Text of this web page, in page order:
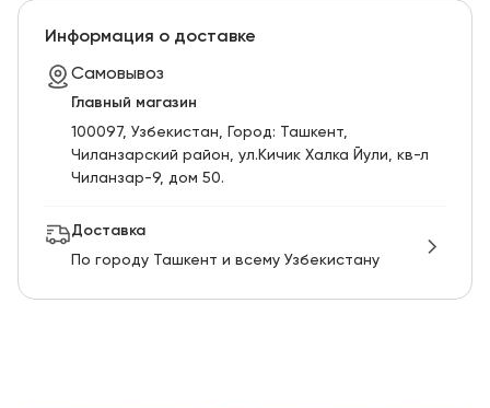
Информация о доставке
Самовывоз
Главный магазин
100097, Узбекистан, Город: Ташкент,
Чиланзарский pайон, ул.Кичик Халка Йули, кв-л
Чиланзар-9, дом 50.
Доставка
По городу Ташкент и всему Узбекистану